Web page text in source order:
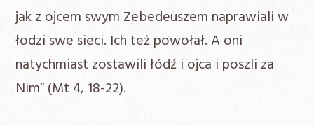
jak z ojcem swym Zebedeuszem naprawiali w
łodzi swe sieci. Ich też powołał. A oni
natychmiast zostawili łódź i ojca i poszli za
Nim” (Mt 4, 18-22).